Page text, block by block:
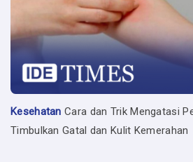
Kesehatan Cara dan Trik Mengatasi
Timbulkan Gatal dan Kulit Kemerahan